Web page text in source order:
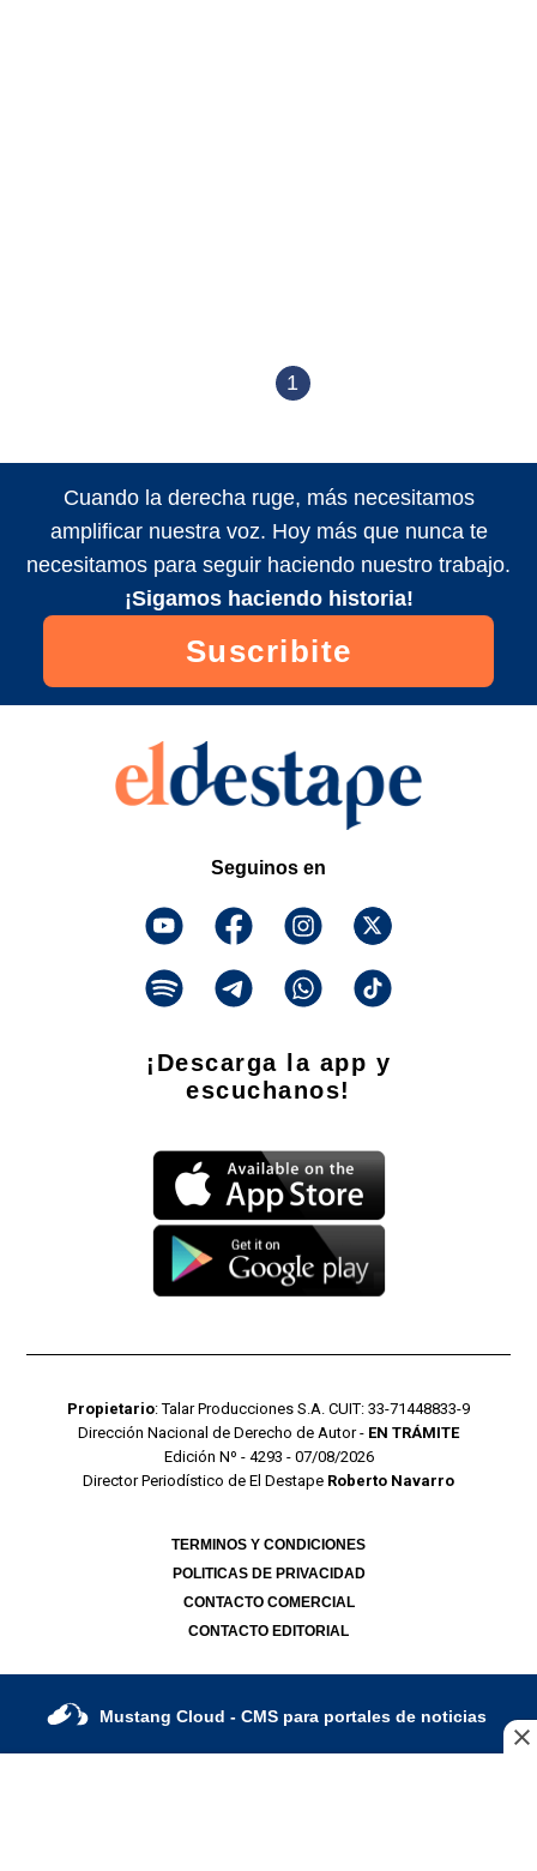
1
Cuando la derecha ruge, más necesitamos
amplificar nuestra voz. Hoy más que nunca te
necesitamos para seguir haciendo nuestro trabajo.
¡Sigamos haciendo historia!
Suscribite
Seguinos en
¡Descarga la app y
escuchanos!
Propietario: Talar Producciones S.A. CUIT: 33-71448833-9
Dirección Nacional de Derecho de Autor - EN TRÁMITE
Edición Nº - 4293 - 07/08/2026
Director Periodístico de El Destape Roberto Navarro
TERMINOS Y CONDICIONES
POLITICAS DE PRIVACIDAD
CONTACTO COMERCIAL
CONTACTO EDITORIAL
Mustang Cloud - CMS para portales de noticias